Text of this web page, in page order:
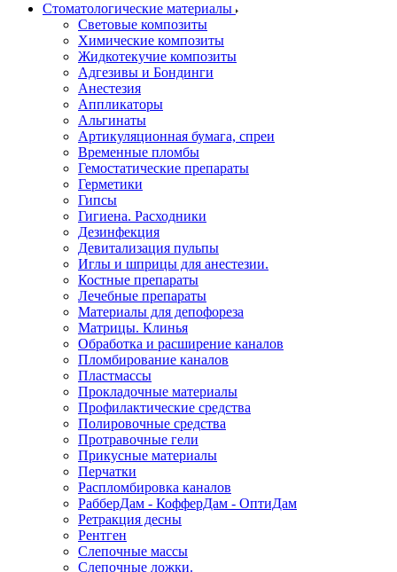
Стоматологические материалы
Световые композиты
Химические композиты
Жидкотекучие композиты
Адгезивы и Бондинги
Анестезия
Аппликаторы
Альгинаты
Артикуляционная бумага, спреи
Временные пломбы
Гемостатические препараты
Герметики
Гипсы
Гигиена. Расходники
Дезинфекция
Девитализация пульпы
Иглы и шприцы для анестезии.
Костные препараты
Лечебные препараты
Материалы для депофореза
Матрицы. Клинья
Обработка и расширение каналов
Пломбирование каналов
Пластмассы
Прокладочные материалы
Профилактические средства
Полировочные средства
Протравочные гели
Прикусные материалы
Перчатки
Распломбировка каналов
РабберДам - КофферДам - ОптиДам
Ретракция десны
Рентген
Слепочные массы
Слепочные ложки.